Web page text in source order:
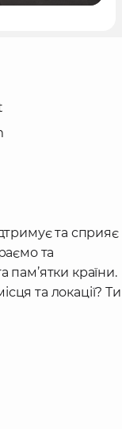
та сприяє
та
пам’ятки країни.
та локації? Ти